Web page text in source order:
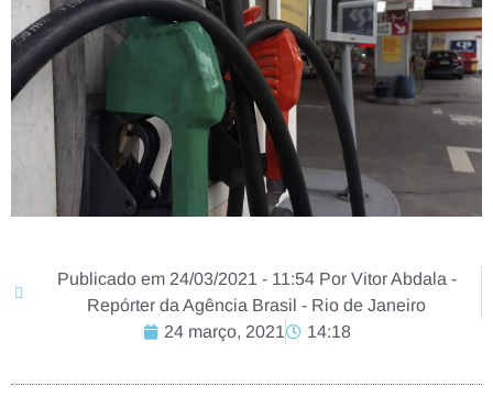
Publicado em 24/03/2021 - 11:54 Por Vitor Abdala -
Repórter da Agência Brasil - Rio de Janeiro
24 março, 2021
14:18